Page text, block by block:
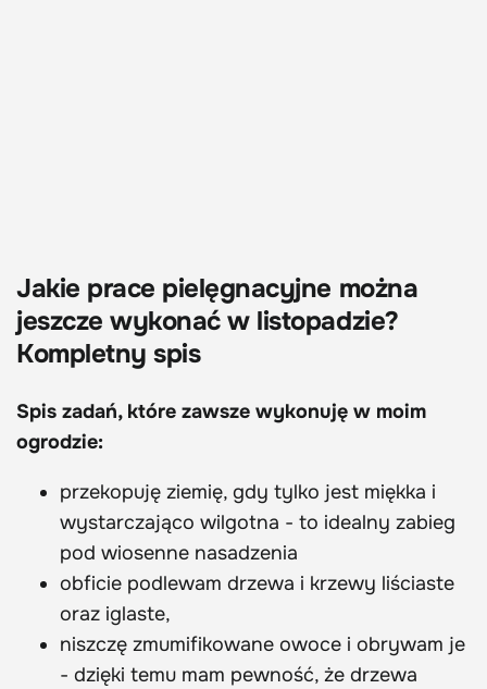
Jakie prace pielęgnacyjne można
jeszcze wykonać w listopadzie?
Kompletny spis
Spis zadań, które zawsze wykonuję w moim
ogrodzie:
przekopuję ziemię, gdy tylko jest miękka i
wystarczająco wilgotna - to idealny zabieg
pod wiosenne nasadzenia
obficie podlewam drzewa i krzewy liściaste
oraz iglaste,
niszczę zmumifikowane owoce i obrywam je
- dzięki temu mam pewność, że drzewa